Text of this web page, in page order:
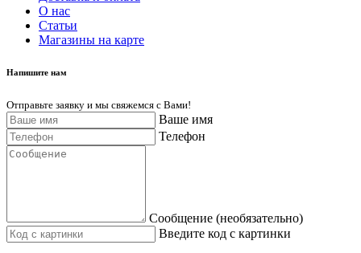
О нас
Cтатьи
Магазины на карте
Напишите нам
Отправьте заявку и мы свяжемся с Вами!
Ваше имя
Телефон
Сообщение (необязательно)
Введите код с картинки